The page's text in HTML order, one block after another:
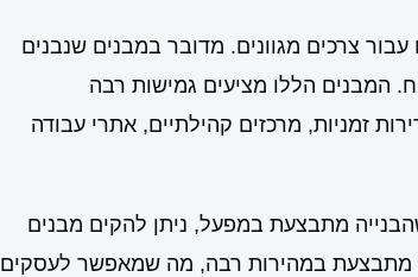
צרכים מגוונים. מדובר במבנים שנבנים
המבנים הללו מציעים גמישות רבה
זמניות, מרכזים קהילתיים, אתרי עבודה
מתבצעת במפעל, ניתן להקים מבנים
מתבצעת במהירות רבה, מה שמאפשר לעסקים